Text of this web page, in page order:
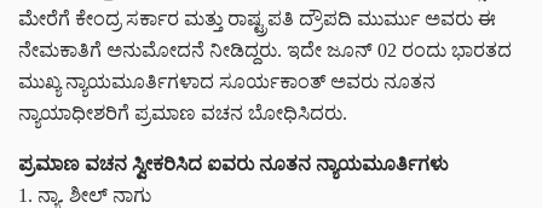
ಮೇರೆಗೆ ಕೇಂದ್ರ ಸರ್ಕಾರ ಮತ್ತು ರಾಷ್ಟ್ರಪತಿ ದ್ರೌಪದಿ ಮುರ್ಮು ಅವರು ಈ
ನೇಮಕಾತಿಗೆ ಅನುಮೋದನೆ ನೀಡಿದ್ದರು. ಇದೇ ಜೂನ್ 02 ರಂದು ಭಾರತದ
ಮುಖ್ಯ ನ್ಯಾಯಮೂರ್ತಿಗಳಾದ ಸೂರ್ಯಕಾಂತ್ ಅವರು ನೂತನ
ನ್ಯಾಯಾಧೀಶರಿಗೆ ಪ್ರಮಾಣ ವಚನ ಬೋಧಿಸಿದರು.
ಪ್ರಮಾಣ ವಚನ ಸ್ವೀಕರಿಸಿದ ಐವರು ನೂತನ ನ್ಯಾಯಮೂರ್ತಿಗಳು
1. ನ್ಯಾ. ಶೀಲ್ ನಾಗು